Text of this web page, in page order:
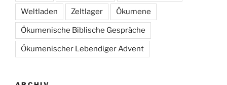
Weltladen Zeltlager Ökumene
Ökumenische Biblische Gespräche
Ökumenischer Lebendiger Advent